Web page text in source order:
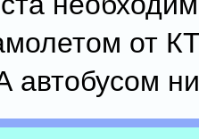
от
автобусом